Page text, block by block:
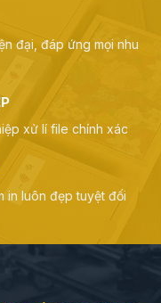
đại, đáp ứng mọi nhu
xử lí file chính xác
in luôn đẹp tuyệt đối